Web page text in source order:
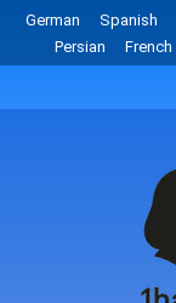
German Spanish
Persian
French